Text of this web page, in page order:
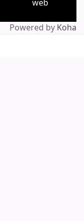
web
Powered by Koha